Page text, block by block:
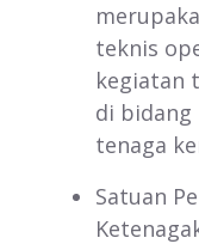
teknis
kegiatan
di bidang
tenaga
Satuan